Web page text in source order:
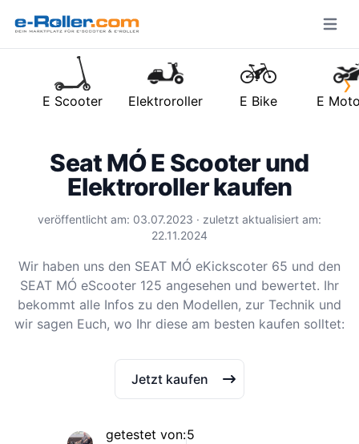
Open
›
E Scooter Elektroroller E Bike E
Seat MÓ E Scooter und
Elektroroller kaufen
veröffentlicht am: 03.07.2023 · zuletzt aktualisiert am:
22.11.2024
Wir haben uns den SEAT MÓ eKickscoter 65 und den
SEAT MÓ eScooter 125 angesehen und bewertet. Ihr
bekommt alle Infos zu den Modellen, zur Technik und
wir sagen Euch, wo Ihr diese am besten kaufen solltet:
Jetzt kaufen
getestet von:5